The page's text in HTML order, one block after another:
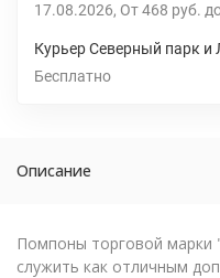
17.08.2026 От 468 руб.
Курьер Северный парк
Бесплатно
Описание
Помпоны торговой марки
служить как отличным